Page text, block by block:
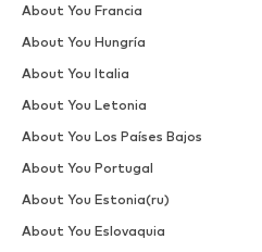
About You Francia
About You Hungría
About You Italia
About You Letonia
About You Los Países Bajos
About You Portugal
About You Estonia(ru)
About You Eslovaquia